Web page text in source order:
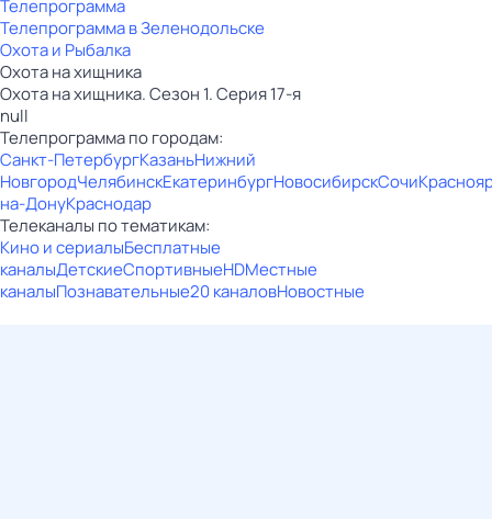
Телепрограмма
Телепрограмма в Зеленодольске
Охота и Рыбалка
Охота на хищника
Охота на хищника. Сезон 1. Серия 17-я
null
Телепрограмма по городам:
Санкт-ПетербургКазаньНижний
НовгородЧелябинскЕкатеринбургНовосибирскСочи
на-ДонуКраснодар
Телеканалы по тематикам:
Кино и сериалыБесплатные
каналыДетскиеСпортивныеHDМестные
каналыПознавательные20 каналовНовостные